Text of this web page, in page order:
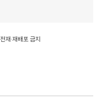
재·재배포 금지